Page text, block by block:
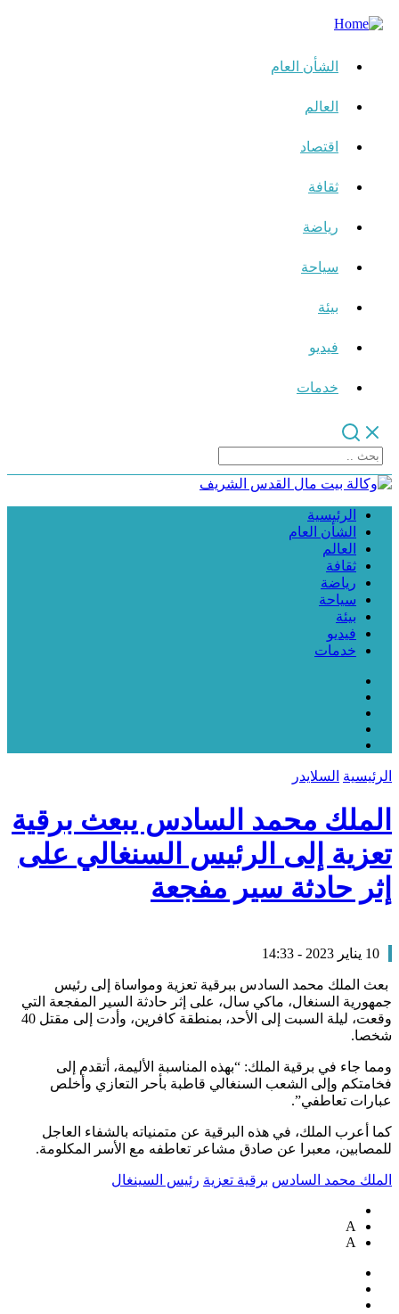
الشأن العام
العالم
اقتصاد
ثقافة
رياضة
سياحة
بيئة
فيديو
خدمات
الرئيسية
الشأن العام
العالم
ثقافة
رياضة
سياحة
بيئة
فيديو
خدمات
الرئيسية السلايدر
الملك محمد السادس يبعث برقية
تعزية إلى الرئيس السنغالي على
إثر حادثة سير مفجعة
10 يناير 2023 - 14:33
بعث الملك محمد السادس ببرقية تعزية ومواساة إلى رئيس
جمهورية السنغال، ماكي سال، على إثر حادثة السير المفجعة التي
وقعت، ليلة السبت إلى الأحد، بمنطقة كافرين، وأدت إلى مقتل 40
شخصا.
ومما جاء في برقية الملك: “بهذه المناسبة الأليمة، أتقدم إلى
فخامتكم وإلى الشعب السنغالي قاطبة بأحر التعازي وأخلص
عبارات تعاطفي”.
كما أعرب الملك، في هذه البرقية عن متمنياته بالشفاء العاجل
للمصابين، معبرا عن صادق مشاعر تعاطفه مع الأسر المكلومة.
الملك محمد السادس برقية تعزية رئيس السينغال
A
A